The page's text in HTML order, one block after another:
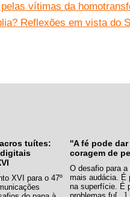
vítimas da
Reflexões em vista do
tuítes:
XVI para o 47º
''A fé pode dar
coragem de
O desafio para
mais audácia. É
na superfície. É